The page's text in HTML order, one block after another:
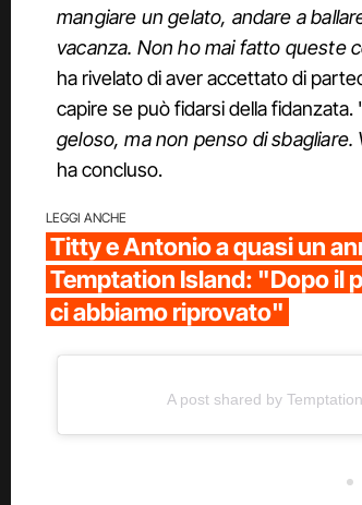
mangiare un gelato, andare a
vacanza. Non ho mai fatto queste
ha rivelato di aver accettato di
capire se può fidarsi della fidanzata.
geloso, ma non penso di
ha concluso.
LEGGI ANCHE
Titty e Antonio a quasi un
Temptation Island: "Dopo il
ci abbiamo riprovato"
A post shared by